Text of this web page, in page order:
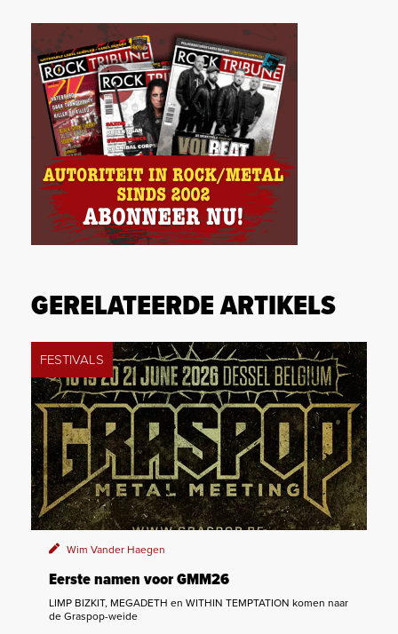
GERELATEERDE ARTIKELS
FESTIVALS
Wim Vander Haegen
Eerste namen voor GMM26
LIMP BIZKIT, MEGADETH en WITHIN TEMPTATION komen naar
de Graspop-weide